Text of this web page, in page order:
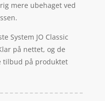
mere ubehaget ved
System JO Classic
på nettet, og de
tilbud på produktet